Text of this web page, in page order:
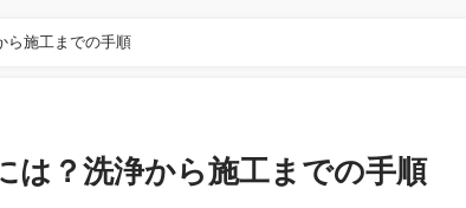
ら施工までの手順
は？洗浄から施工までの手順